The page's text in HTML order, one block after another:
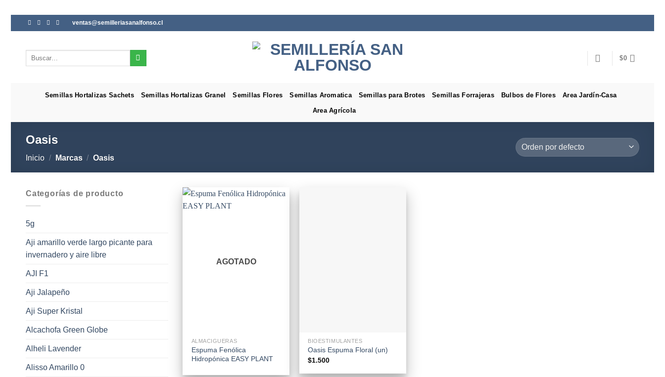
Saltar
al
ventas@semilleriasanalfonso.cl
Buscar
$0
Semillas Hortalizas Sachets Semillas Hortalizas Granel Semillas Flores Semillas Aromatica Semillas para Brotes Semillas Forrajeras Bulbos de Flores Area Jardín-Casa
Area Agrícola
Oasis
Inicio / Marcas / Oasis
Categorías de producto
5g
Aji amarillo verde largo picante para
invernadero y aire libre
AJI F1
Aji Jalapeño
Aji Super Kristal
Alcachofa Green Globe
Alheli Lavender
Alisso Amarillo 0
AGOTADO
ALMACIGUERAS
Espuma Fenólica
Hidropónica EASY PLANT
BIOESTIMULANTES
Oasis Espuma Floral (un)
$1.500